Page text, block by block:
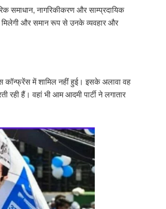
समाधान, नागरिकीकरण और साम्प्रदायिक
मिलेगी और समान रूप से उनके व्यवहार और
कॉन्फ्रेंस में शामिल नहीं हुई। इसके अलावा वह
हैं। वहां भी आम आदमी पार्टी ने लगातार